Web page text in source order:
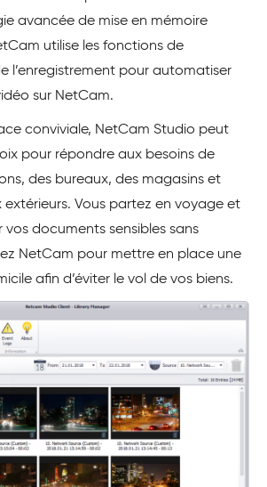
avancée de mise en mémoire
utilise les fonctions de
l’enregistrement pour automatiser
sur NetCam.
conviviale, NetCam Studio peut
pour répondre aux besoins de
des bureaux, des magasins et
extérieurs. Vous partez en voyage et
vos documents sensibles sans
NetCam pour mettre en place une
afin d’éviter le vol de vos biens.